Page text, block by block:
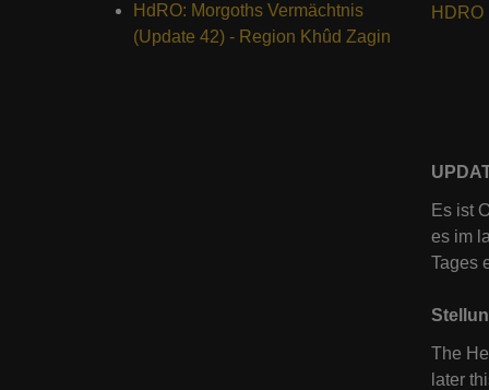
Es ist
es im
Tages
The
later
HdRO: Morgoths Vermächtnis
(Update 42) - Region Khûd Zagin